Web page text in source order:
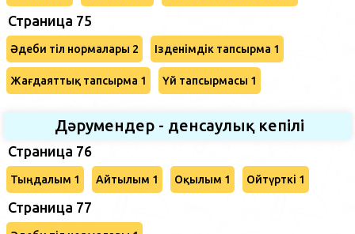
Страница 75
Әдеби тіл нормалары 2 Ізденімдік тапсырма 1
Жағдаяттық тапсырма 1 Үй тапсырмасы 1
Дәрумендер - денсаулық кепілі
Страница 76
Тыңдалым 1 Айтылым 1 Оқылым 1 Ойтүрткі 1
Страница 77